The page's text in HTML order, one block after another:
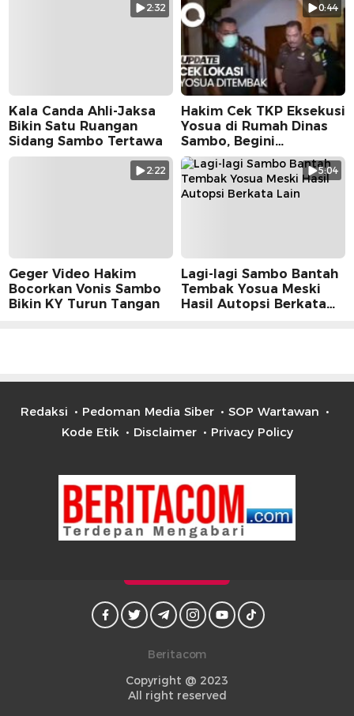
2:32
Kala Canda Ahli-Jaksa
Bikin Satu Ruangan
Sidang Sambo Tertawa
0:44
Hakim Cek TKP Eksekusi
Yosua di Rumah Dinas
Sambo, Begini
Suasananya
2:22
Geger Video Hakim
Bocorkan Vonis Sambo
Bikin KY Turun Tangan
5:04
Lagi-lagi Sambo Bantah
Tembak Yosua Meski
Hasil Autopsi Berkata
Redaksi Pedoman Media Siber
SOP Wartawan
Kode Etik
Disclaimer Privacy Policy
Beritacom
Copyright @ 2023
All right reserved